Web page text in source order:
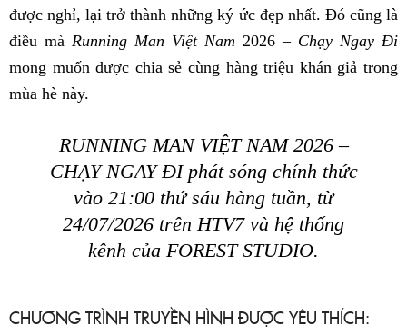
được nghỉ, lại trở thành những ký ức đẹp nhất. Đó cũng là
điều mà Running Man Việt Nam 2026 –Chạy Ngay Đi
mong muốn được chia sẻ cùng hàng triệu khán giả trong
mùa hè này.
RUNNING MAN VIỆT NAM 2026 –
CHẠY NGAY ĐI phát sóng chính thức
vào 21:00 thứ sáu hàng tuần, từ
24/07/2026 trên HTV7 và hệ thống
kênh của FOREST STUDIO.
CHƯƠNG TRÌNH TRUYỀN HÌNH ĐƯỢC YÊU THÍCH: